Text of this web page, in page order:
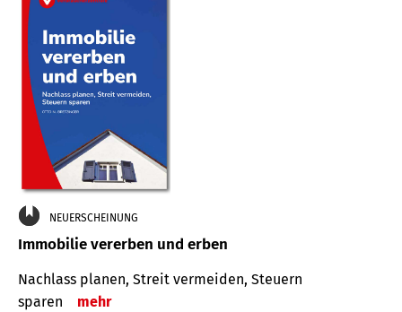
NEUERSCHEINUNG
Immobilie vererben und erben
Nachlass planen, Streit vermeiden, Steuern
sparen
mehr